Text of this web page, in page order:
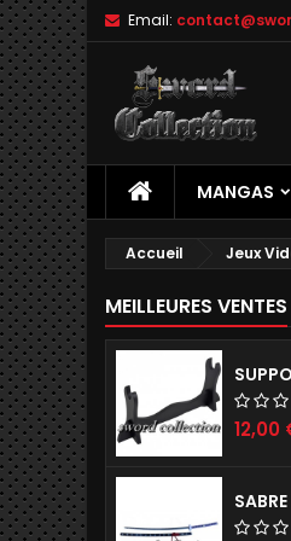
Email:
MANGAS
Accueil Jeux
MEILLEURES VENTES
12,00